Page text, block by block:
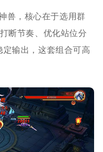
兽，核心在于选用群
断节奏、优化站位分
输出，这套组合可高